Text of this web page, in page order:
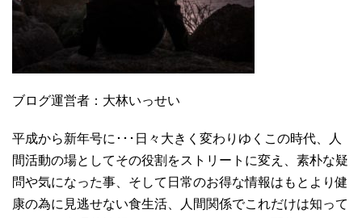
ブログ運営者：大林いっせい
平成から新年号に･･･日々大きく変わりゆくこの時代、人
間活動の場としてその役割をストリートに変え、素朴な疑
問や気になった事、そして日常のお得な情報はもとより健
康の為に見逃せない食生活、人間関係でこれだけは知って